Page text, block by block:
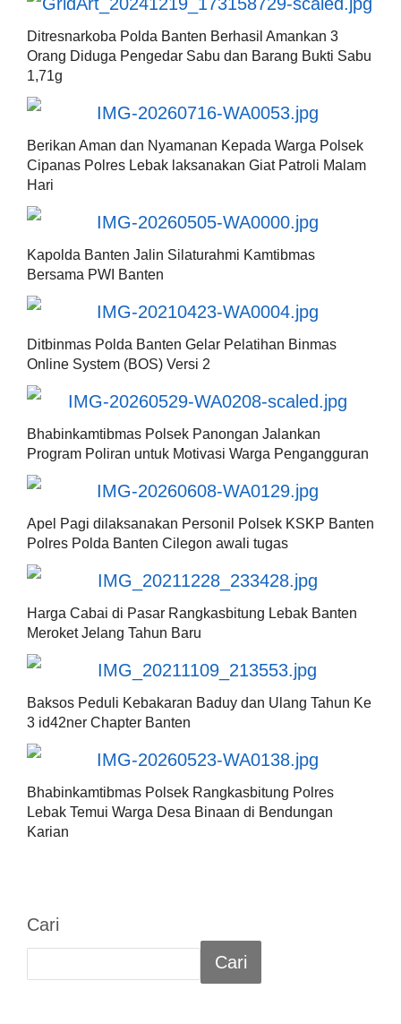
Ditresnarkoba Polda Banten Berhasil Amankan 3
Orang Diduga Pengedar Sabu dan Barang Bukti Sabu
1,71g
Berikan Aman dan Nyamanan Kepada Warga Polsek
Cipanas Polres Lebak laksanakan Giat Patroli Malam
Hari
Kapolda Banten Jalin Silaturahmi Kamtibmas
Bersama PWI Banten
Ditbinmas Polda Banten Gelar Pelatihan Binmas
Online System (BOS) Versi 2
Bhabinkamtibmas Polsek Panongan Jalankan
Program Poliran untuk Motivasi Warga Pengangguran
Apel Pagi dilaksanakan Personil Polsek KSKP Banten
Polres Polda Banten Cilegon awali tugas
Harga Cabai di Pasar Rangkasbitung Lebak Banten
Meroket Jelang Tahun Baru
Baksos Peduli Kebakaran Baduy dan Ulang Tahun Ke
3 id42ner Chapter Banten
Bhabinkamtibmas Polsek Rangkasbitung Polres
Lebak Temui Warga Desa Binaan di Bendungan
Karian
Cari
Cari